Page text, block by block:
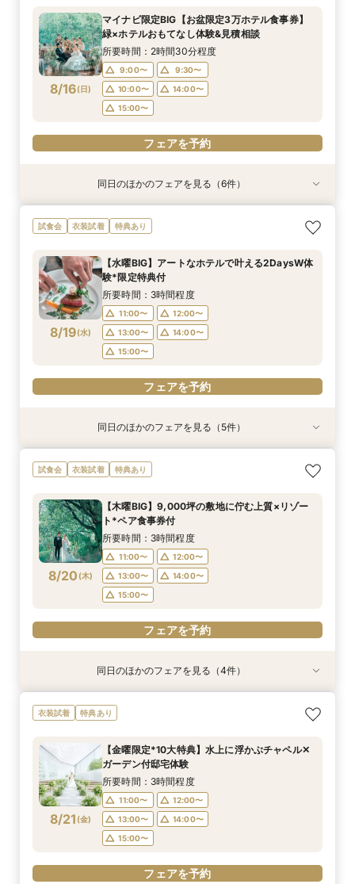
8/15(土)
9:00〜
9:30〜
10:00〜
14:00〜
15:00〜
フェアを予約
8/15(土)
9:30〜
10:00〜
10:30〜
14:00〜
15:00〜
フェアを予約
8/15(土)
10:00〜 14:00〜
フェアを予約
8/15(土)
9:00〜
9:30〜
10:00〜
14:00〜
15:00〜
フェアを予約
8/15(土)
9:00〜
9:15〜
9:30〜
14:00〜
15:00〜
フェアを予約
8/15(土)
10:00〜 14:00〜
フェアを予約
8/16(日)
マイナビ限定BIG【お盆限定3万ホテル食事券】
緑×ホテルおもてなし体験&見積相談
所要時間：2時間30分程度
9:00〜
9:30〜
10:00〜
14:00〜
15:00〜
フェアを予約
衣装試着 特典あり
8/16(日)
マイナビ限定BIG【大阪で人気*2会場同時見学
フェア】豪華3万試食×130万特典
9:10〜
10:00〜
14:00〜
15:00〜
フェアを予約
衣装試着 特典あり
8/16(日)
マイナビ限定【チャペルにこだわり◎】憧れチャ
ペルで挙式体験×贅沢貸切邸宅
9:30〜
10:30〜
14:00〜
15:00〜
フェアを予約
衣装試着 特典あり
8/16(日)
マイナビ限定【家族で挙式＆会食】当館で一番お
得な67万円プラン紹介フェア
9:30〜
10:30〜
14:00〜
15:00〜
フェアを予約
特典あり
8/16(日)
マイナビ限定【挙式も披露宴もペットOK】大切
な家族と過ごすペット婚相談会
10:00〜
フェアを予約
衣装試着 特典あり
8/16(日)
マイナビ限定【料理重視派必見】シェフ厳選！特
選牛の絶品コース試食フェア
9:00〜
14:00〜
15:00〜
フェアを予約
衣装試着 特典あり
8/16(日)
マイナビ限定【初めての見学も安心】全館見学＆
見積り相談×特選和牛試食
9:00〜
10:00〜
14:00〜
15:00〜
フェアを予約
同日のほかのフェアを見る（6件）
試食会 衣装試着 特典あり
8/19(水)
【水曜BIG】アートなホテルで叶える2DaysW体
験*限定特典付
所要時間：3時間程度
11:00〜
12:00〜
13:00〜
14:00〜
15:00〜
フェアを予約
衣装試着 特典あり
8/19(水)
【憧れドレス体験付き】ドレス試着体験＆衣裳1
着プレゼント
11:00〜
12:00〜
14:00〜
15:00〜
フェアを予約
衣装試着 特典あり
8/19(水)
【家族での挙式＆会食なら】67万円のお得すぎ
プラン紹介フェア
11:00〜
12:00〜
13:00〜
14:00〜
15:00〜
フェアを予約
特典あり
8/19(水)
【ペットと一緒の結婚式】大切な家族と過ごす
ペット婚相談会
11:00〜
13:00〜
15:00〜
フェアを予約
衣装試着 特典あり
8/19(水)
マイナビ限定BIG【大阪で人気*2会場同時見学
フェア】新作ドレス試着×130万特典
11:00〜
12:00〜
13:30〜
14:00〜
15:00〜
フェアを予約
8/19(水)
【短時間でもOK】ふたりの不安をプロが解消！
会場見学×見積相談
11:00〜
12:00〜
13:00〜
14:00〜
15:00〜
フェアを予約
同日のほかのフェアを見る（5件）
試食会 衣装試着 特典あり
8/20 (木)
【木曜BIG】9,000坪の敷地に佇む上質×リゾー
ト*ペア食事券付
所要時間：3時間程度
11:00〜
12:00〜
13:00〜
14:00〜
15:00〜
フェアを予約
衣装試着 特典あり
8/20(木)
【家族での挙式＆会食なら】67万円のお得すぎ
プラン紹介フェア
11:00〜
12:00〜
13:00〜
14:00〜
15:00〜
フェアを予約
特典あり
8/20(木)
【ペットと一緒の結婚式】大切な家族と過ごす
ペット婚相談会
11:00〜
13:00〜
15:00〜
フェアを予約
衣装試着 特典あり
8/20(木)
マイナビ限定BIG【大阪で人気*2会場同時見学
フェア】新作ドレス試着×130万特典
11:00〜
12:00〜
13:30〜
14:00〜
15:00〜
フェアを予約
8/20(木)
【短時間でもOK】ふたりの不安をプロが解消！
会場見学×見積相談
11:00〜
12:00〜
13:00〜
14:00〜
15:00〜
フェアを予約
同日のほかのフェアを見る（4件）
衣装試着 特典あり
8/21 (金)
【金曜限定*10大特典】水上に浮かぶチャペル✕
ガーデン付邸宅体験
所要時間：3時間程度
11:00〜
12:00〜
13:00〜
14:00〜
15:00〜
フェアを予約